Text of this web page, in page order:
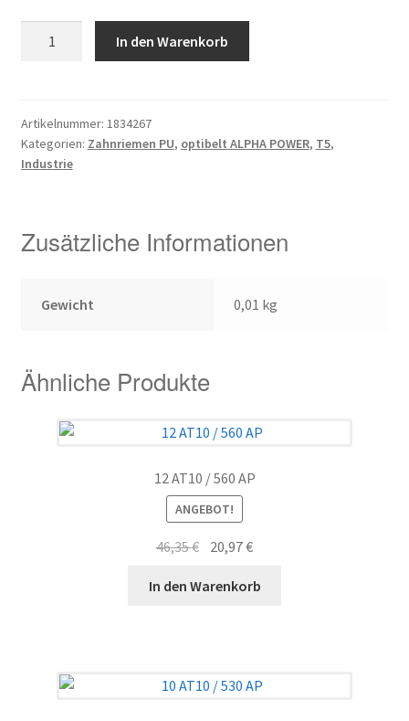
Warenkorb
Zahlungsarten
AP
Menge
In den Warenkorb
Artikelnummer: 1834267
Kategorien: Zahnriemen PU, optibelt ALPHA POWER, T5,
Industrie
Zusätzliche Informationen
Gewicht 0,01 kg
Ähnliche Produkte
12 AT10 / 560 AP
ANGEBOT!
46,35€ Ursprünglicher
war:
20,97€Aktueller
ist:
In den Warenkorb